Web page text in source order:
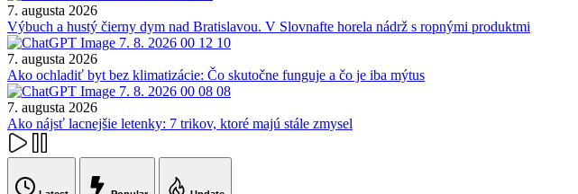
7. augusta 2026
Výbuch a hustý čierny dym nad Bratislavou. V Slovnafte horela nádrž s ropnými produktmi
7. augusta 2026
Ako ochladiť byt bez klimatizácie: Čo skutočne funguje a čo je iba mýtus
7. augusta 2026
Ako nájsť lacnejšie letenky: 7 trikov, ktoré majú stále zmysel